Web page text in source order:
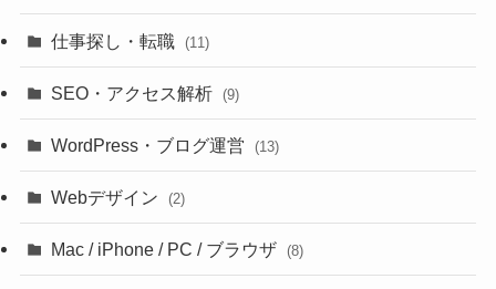
仕事探し・転職 (11)
SEO・アクセス解析 (9)
WordPress・ブログ運営 (13)
Webデザイン (2)
Mac / iPhone / PC / ブラウザ (8)